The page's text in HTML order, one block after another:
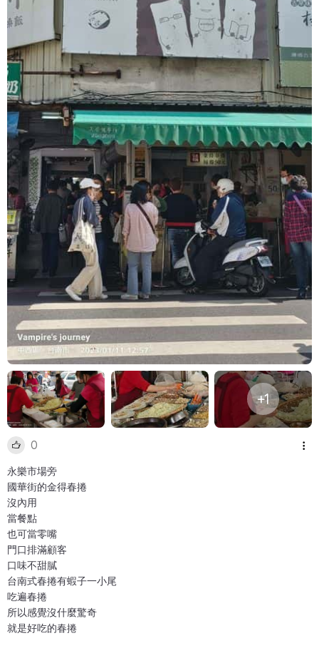
+1
0
永樂市場旁
國華街的金得春捲
沒內用
當餐點
也可當零嘴
門口排滿顧客
口味不甜膩
台南式春捲有蝦子一小尾
吃遍春捲
所以感覺沒什麼驚奇
就是好吃的春捲